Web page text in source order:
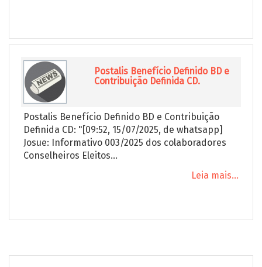
Postalis Benefício Definido BD e
Contribuição Definida CD.
Postalis Benefício Definido BD e Contribuição
Definida CD: "[09:52, 15/07/2025, de whatsapp]
Josue: Informativo 003/2025 dos colaboradores
Conselheiros Eleitos...
Leia mais...